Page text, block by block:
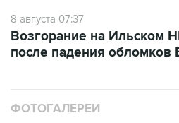
8 августа 07:37
Возгорание на Ильском
после падения
ФОТОГАЛЕРЕИ